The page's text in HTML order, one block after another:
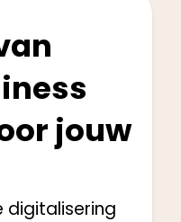
jouw
digitalisering